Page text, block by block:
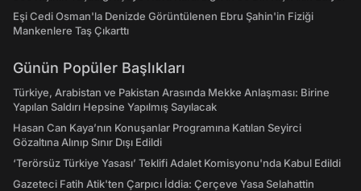
Eşi Cedi Osman'la Denizde Görüntülenen Ebru Şahin'in Fiziği
Mankenlere Taş Çıkarttı
Günün Popüler Başlıkları
Türkiye, Arabistan ve Pakistan Arasında Mekke Anlaşması: Birine
Yapılan Saldırı Hepsine Yapılmış Sayılacak
Hasan Can Kaya’nın Konuşanlar Programına Katılan Seyirci
Gözaltına Alınıp Sınır Dışı Edildi
‘Terörsüz Türkiye Yasası’ Teklifi Adalet Komisyonu'nda Kabul Edildi
Gazeteci Fatih Atik'ten Çarpıcı İddia: Çerçeve Yasa Selahattin